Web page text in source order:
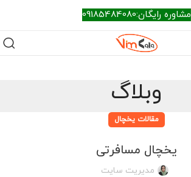
مشاوره رایگان:09185484080
وبلاگ
مقالات یخچال
یخچال مسافرتی
مدیریت سایت